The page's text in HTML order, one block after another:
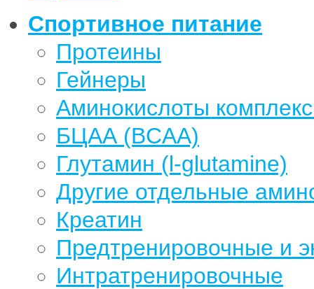
Спортивное питание
Протеины
Гейнеры
Аминокислоты
БЦАА (BCAA)
Глутамин (l-glutamine)
Другие отдельные
Креатин
Предтренировочные и
Интратренировочные